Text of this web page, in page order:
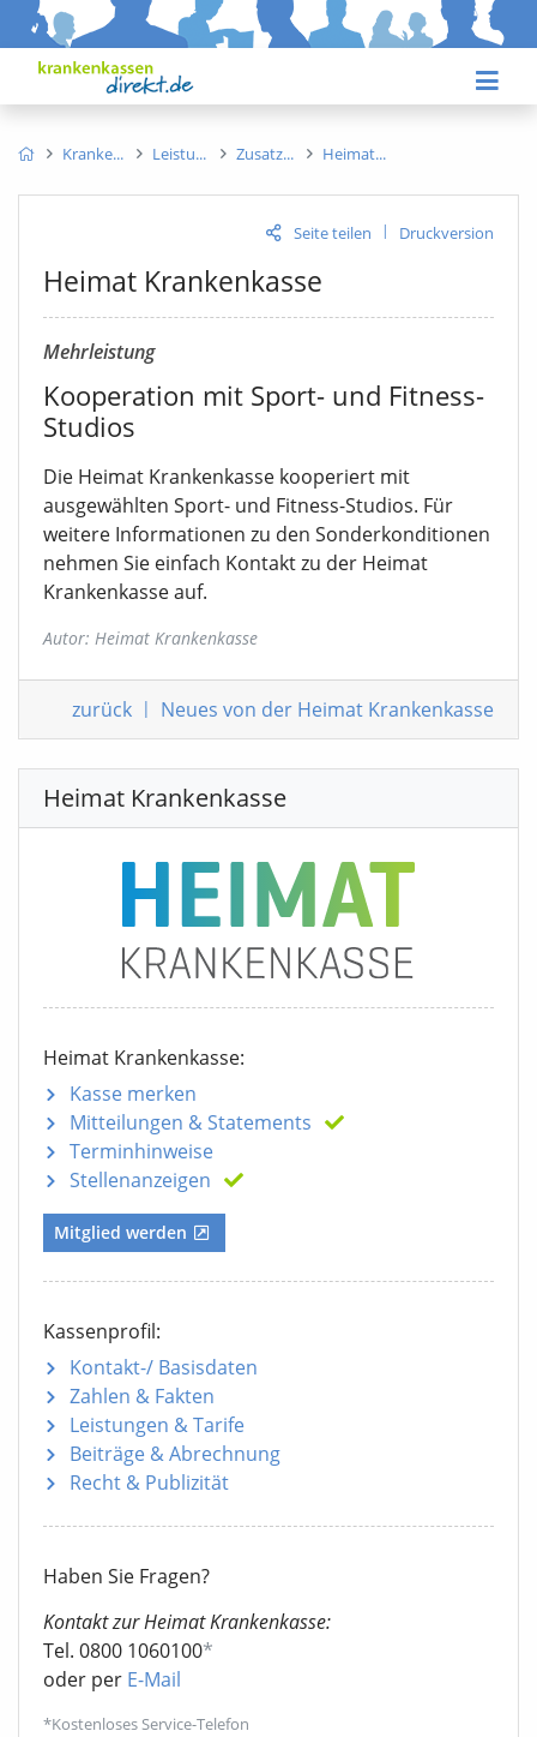
Kranke Leistu Zusatz Heimat
Seite teilen | Druckversion
Heimat Krankenkasse
Mehrleistung
Kooperation mit Sport- und Fitness-
Studios
Die Heimat Krankenkasse kooperiert mit
ausgewählten Sport- und Fitness-Studios. Für
weitere Informationen zu den Sonderkonditionen
nehmen Sie einfach Kontakt zu der Heimat
Krankenkasse auf.
Autor: Heimat Krankenkasse
zurück | Neues von der Heimat Krankenkasse
Heimat Krankenkasse
Heimat Krankenkasse:
Kasse merken
Mitteilungen & Statements
Terminhinweise
Stellenanzeigen
Mitglied werden
Kassenprofil:
Kontakt-/ Basisdaten
Zahlen & Fakten
Leistungen & Tarife
Beiträge & Abrechnung
Recht & Publizität
Haben Sie Fragen?
Kontakt zur Heimat Krankenkasse:
Tel. 0800 1060100*
oder per E-Mail
*Kostenloses Service-Telefon